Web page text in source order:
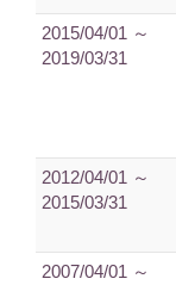
2015/04/01 ～
2019/03/31
2012/04/01 ～
2015/03/31
2007/04/01 ～